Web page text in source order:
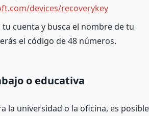
devices/recoverykey
cuenta y busca el nombre de tu
el código de 48 números.
o educativa
la universidad o la oficina, es posible